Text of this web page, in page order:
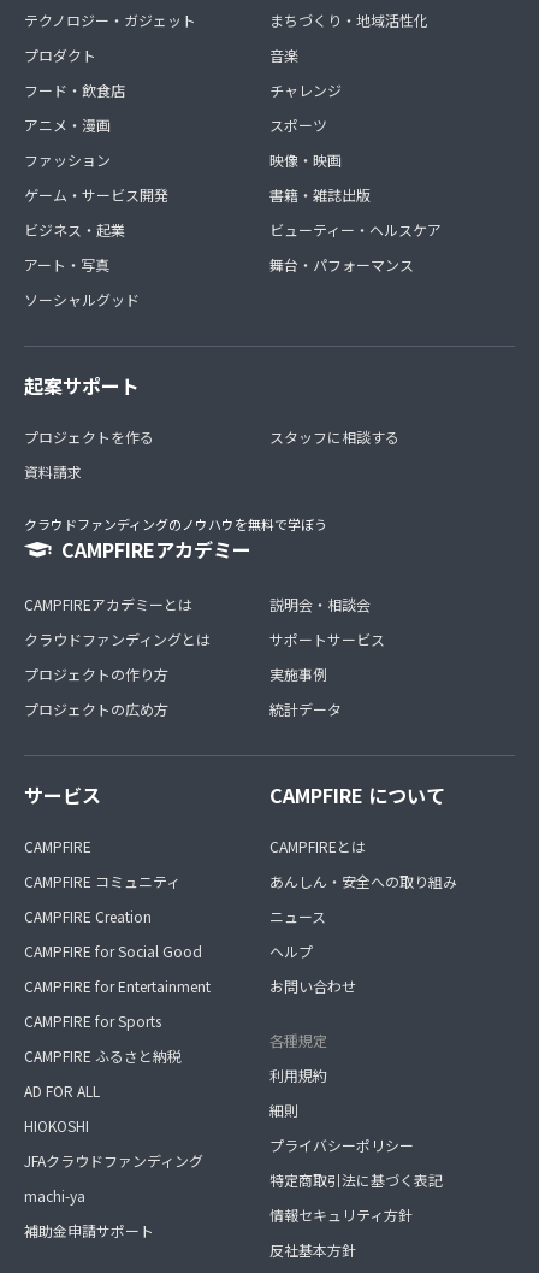
テクノロジー・ガジェット
プロダクト
フード・飲食店
アニメ・漫画
ファッション
ゲーム・サービス開発
ビジネス・起業
アート・写真
ソーシャルグッド
まちづくり・地域活性化
音楽
チャレンジ
スポーツ
映像・映画
書籍・雑誌出版
ビューティー・ヘルスケア
舞台・パフォーマンス
起案サポート
プロジェクトを作る
資料請求
スタッフに相談する
クラウドファンディングのノウハウを無料で学ぼう
CAMPFIREアカデミー
CAMPFIREアカデミーとは
クラウドファンディングとは
プロジェクトの作り方
プロジェクトの広め方
説明会・相談会
サポートサービス
実施事例
統計データ
サービス
CAMPFIRE
CAMPFIRE コミュニティ
CAMPFIRE Creation
CAMPFIRE for Social Good
CAMPFIRE for Entertainment
CAMPFIRE for Sports
CAMPFIRE ふるさと納税
AD FOR ALL
HIOKOSHI
JFAクラウドファンディング
machi-ya
補助金申請サポート
CAMPFIRE について
CAMPFIREとは
あんしん・安全への取り組み
ニュース
ヘルプ
お問い合わせ
各種規定
利用規約
細則
プライバシーポリシー
特定商取引法に基づく表記
情報セキュリティ方針
反社基本方針